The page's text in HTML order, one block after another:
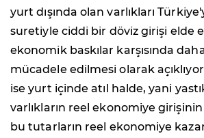
yurt dışında olan varlıkları
suretiyle ciddi bir döviz girişi elde
ekonomik baskılar karşısında
mücadele edilmesi olarak
ise yurt içinde atıl halde, yani
varlıkların reel ekonomiye girişinin
bu tutarların reel ekonomiye